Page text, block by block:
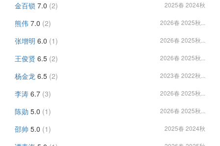
金百锁 7.0 (2) 2025春 2024秋
熊伟 7.0 (2) 2026春 2025秋...
张增明 6.0 (1) 2026春 2025秋...
王俊贤 6.5 (2) 2026春 2025秋...
杨金龙 6.5 (2) 2023春 2022秋...
李涛 6.7 (3) 2026春 2025秋...
陈勋 5.0 (1) 2026春 2025秋...
邵帅 5.0 (1) 2025春 2024秋